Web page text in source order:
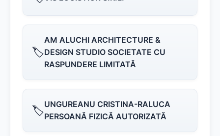
🏷️
AM ALUCHI ARCHITECTURE &
DESIGN STUDIO SOCIETATE CU
RASPUNDERE LIMITATĂ
🏷️UNGUREANU CRISTINA-RALUCA
PERSOANĂ FIZICĂ AUTORIZATĂ